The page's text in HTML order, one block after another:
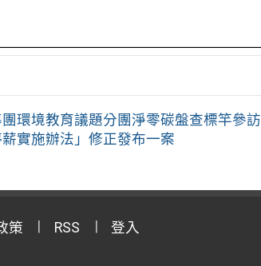
環境教育議題分團淨零碳盤查標竿參訪
實施辦法」修正發布一案
策 RSS 登入